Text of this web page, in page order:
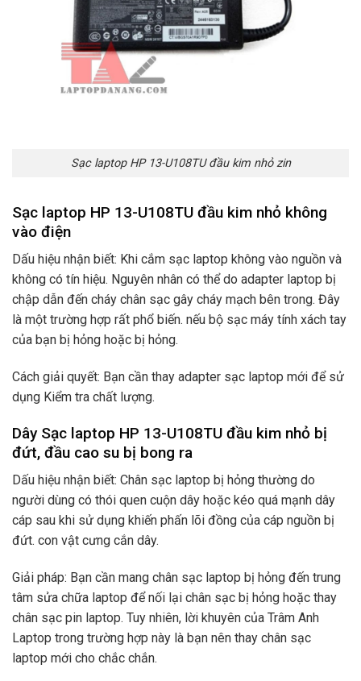
Sạc laptop HP 13-U108TU đầu kim nhỏ zin
Sạc laptop HP 13-U108TU đầu kim nhỏ không
vào điện
Dấu hiệu nhận biết: Khi cắm sạc laptop không vào nguồn và
không có tín hiệu. Nguyên nhân có thể do adapter laptop bị
chập dẫn đến cháy chân sạc gây cháy mạch bên trong. Đây
là một trường hợp rất phổ biến. nếu bộ sạc máy tính xách tay
của bạn bị hỏng hoặc bị hỏng.
Cách giải quyết: Bạn cần thay adapter sạc laptop mới để sử
dụng Kiểm tra chất lượng.
Dây Sạc laptop HP 13-U108TU đầu kim nhỏ bị
đứt, đầu cao su bị bong ra
Dấu hiệu nhận biết: Chân sạc laptop bị hỏng thường do
người dùng có thói quen cuộn dây hoặc kéo quá mạnh dây
cáp sau khi sử dụng khiến phấn lõi đồng của cáp nguồn bị
đứt. con vật cưng cắn dây.
Giải pháp: Bạn cần mang chân sạc laptop bị hỏng đến trung
tâm sửa chữa laptop để nối lại chân sạc bị hỏng hoặc thay
chân sạc pin laptop. Tuy nhiên, lời khuyên của Trâm Anh
Laptop trong trường hợp này là bạn nên thay chân sạc
laptop mới cho chắc chắn.